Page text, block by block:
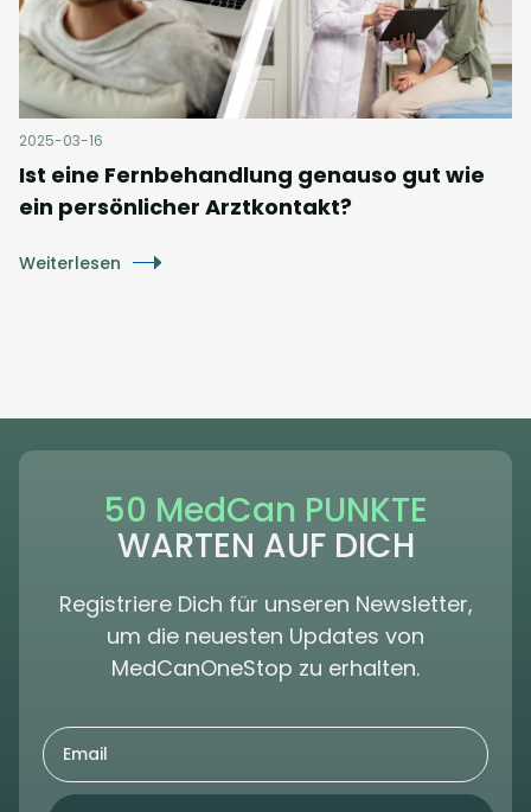
2025-03-16
Ist eine Fernbehandlung genauso gut wie
ein persönlicher Arztkontakt?
Weiterlesen
50 MedCan PUNKTE
WARTEN AUF DICH
Registriere Dich für unseren Newsletter,
um die neuesten Updates von
MedCanOneStop zu erhalten.